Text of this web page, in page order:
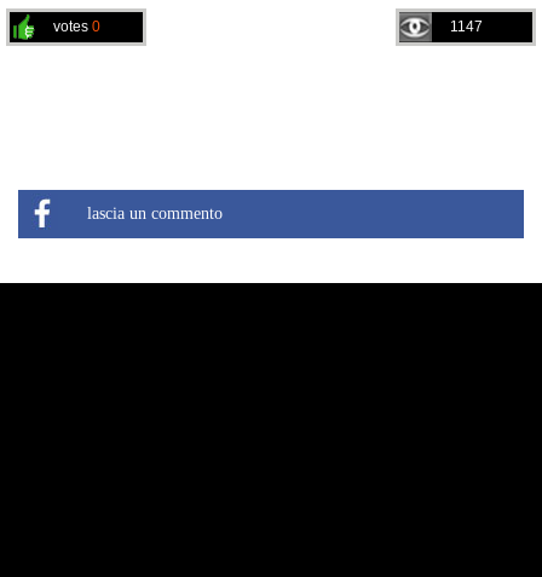
1147
votes 0
lascia un commento